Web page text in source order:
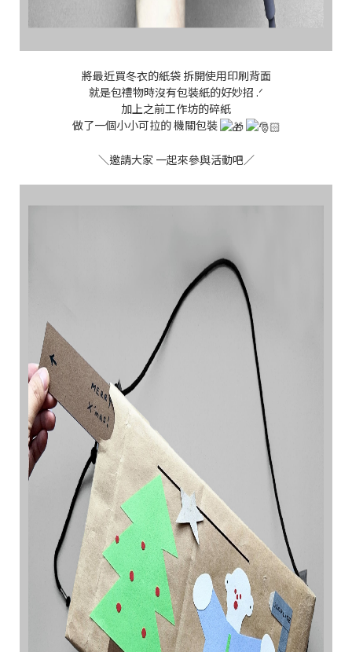
將最近買冬衣的紙袋 拆開使用印刷背面
就是包禮物時沒有包裝紙的好妙招 .ᐟ
加上之前工作坊的碎紙
做了一個小小可拉的 機關包裝
＼邀請大家 一起來參與活動吧／